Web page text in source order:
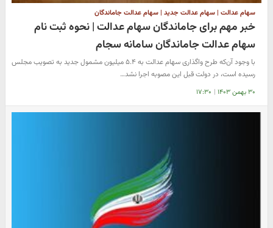
سهام عدالت | سهام عدالت جدید | سهام عدالت جاماندگان
خبر مهم برای جاماندگان سهام عدالت | نحوه ثبت نام
سهام عدالت جاماندگان سامانه سجام
با وجود آن‌که طرح واگذاری سهام عدالت به ۵.۴ میلیون مشمول جدید به تصویب مجلس
رسیده است، در دولت قبل این مصوبه اجرا نشد…
۳۰ بهمن ۱۴۰۳ | ۱۷:۳۰